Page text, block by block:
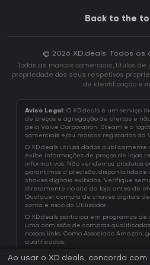
Back to the
© 2026 XD.deals. Todos os
Todas as marcas comerciais, títulos de
propriedade dos seus respetivos
de identificação e
Aviso Legal: O XD.deals é um serviço
de preços e agregação de ofertas e
pela Valve Corporation. Steam e o
comerciais e/ou marcas registadas da
O XD.deals utiliza dados publicamente
exibe informações de preços de lojas
informativos. Não vendemos produtos
garantimos a precisão, disponibilidade
chaves digitais exibidas. Verifique
diretamente no site da loja antes de
Qualquer compra de chaves digitais
conta e risco do Utilizador.
O XD.deals participa em programas
uma comissão de compras
nossos links. Como Associado Amazon,
qualificadas.
Ao usar o XD.deals, concorda com